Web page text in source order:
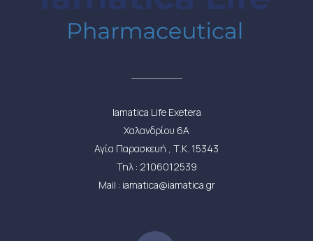
Iamatica Life Exetera
Χαλανδρίου 6Α
Αγία Παρασκευή , Τ.Κ. 15343
Τηλ : 2106012539
Mail : iamatica@iamatica.gr